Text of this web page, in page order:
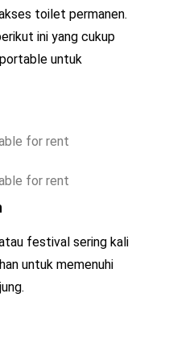
toilet permanen.
ini yang cukup
untuk
festival sering kali
untuk memenuhi